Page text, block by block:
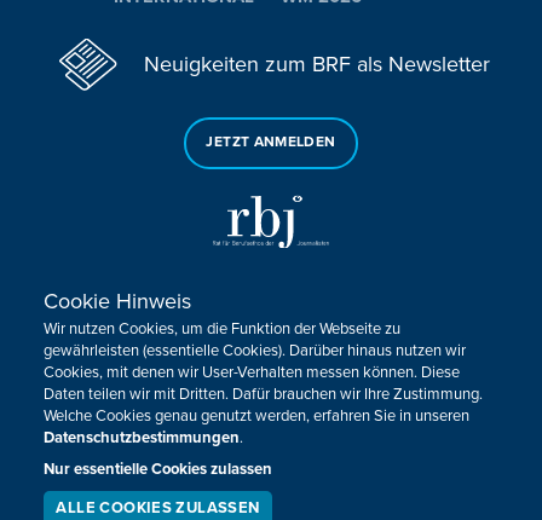
Neuigkeiten zum BRF als Newsletter
JETZT ANMELDEN
Sie haben noch Fragen oder Anmerkungen?
KONTAKTIEREN SIE UNS!
Impressum Datenschutz Kontakt
Barrierefreiheit
Cookie-Zustimmung anpassen
Design, Konzept & Programmierung:
Cookie Hinweis
Wir nutzen Cookies, um die Funktion der Webseite zu
gewährleisten (essentielle Cookies). Darüber hinaus nutzen wir
Cookies, mit denen wir User-Verhalten messen können. Diese
Daten teilen wir mit Dritten. Dafür brauchen wir Ihre Zustimmung.
Welche Cookies genau genutzt werden, erfahren Sie in unseren
Datenschutzbestimmungen.
Nur essentielle Cookies zulassen
ALLE COOKIES ZULASSEN